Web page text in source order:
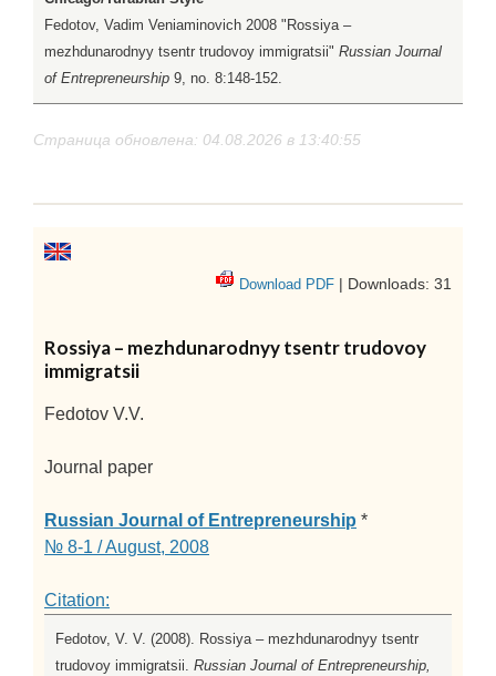
Fedotov, Vadim Veniaminovich 2008 "Rossiya –
mezhdunarodnyy tsentr trudovoy immigratsii" Russian Journal
of Entrepreneurship 9, no. 8:148-152.
Страница обновлена: 04.08.2026 в 13:40:55
Download PDF | Downloads: 31
Rossiya – mezhdunarodnyy tsentr trudovoy
immigratsii
Fedotov V.V.
Journal paper
Russian Journal of Entrepreneurship *
№ 8-1 / August, 2008
Citation:
Fedotov, V. V. (2008). Rossiya – mezhdunarodnyy tsentr
trudovoy immigratsii. Russian Journal of Entrepreneurship,